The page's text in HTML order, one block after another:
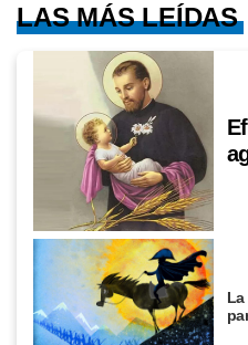
LAS MÁS LEÍDAS